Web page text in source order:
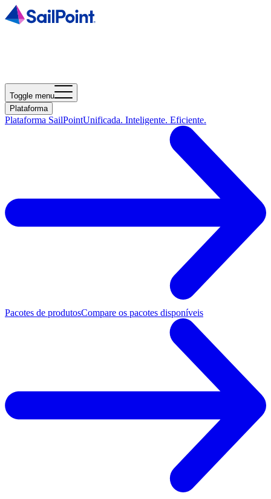
Toggle menu
Plataforma
Plataforma SailPointUnificada. Inteligente. Eficiente.
Pacotes de produtosCompare os pacotes disponíveis